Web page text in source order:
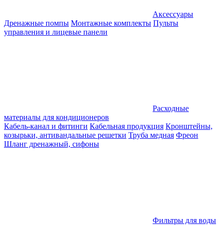
Аксессуары
Дренажные помпы Монтажные комплекты Пульты
управления и лицевые панели
Расходные
материалы для кондиционеров
Кабель-канал и фитинги Кабельная продукция Кронштейны,
козырьки, антивандальные решетки Труба медная Фреон
Шланг дренажный, сифоны
Фильтры для воды